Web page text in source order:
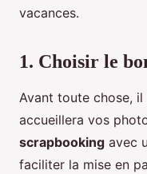
vacances.
1. Choisir le
Avant toute chose,
accueillera vos
scrapbooking avec
faciliter la mise en